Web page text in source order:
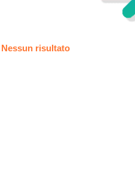
Nessun risultato